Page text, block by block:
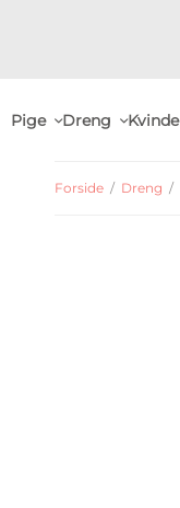
Pige Dreng Kvinde
Forside / Dreng /